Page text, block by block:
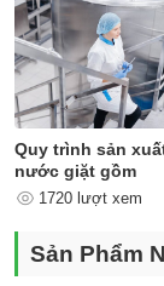
Quy trình sản
nước giặt gồm
những công đoạn
1720 lượt xem
Sản Phẩm